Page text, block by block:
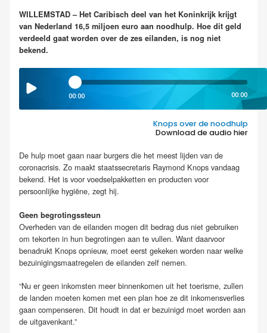
WILLEMSTAD – Het Caribisch deel van het Koninkrijk krijgt
van Nederland 16,5 miljoen euro aan noodhulp. Hoe dit geld
verdeeld gaat worden over de zes eilanden, is nog niet
bekend.
00:00 00:00
Knops over de noodhulp
Download de audio hier
De hulp moet gaan naar burgers die het meest lijden van de
coronacrisis. Zo maakt staatssecretaris Raymond Knops vandaag
bekend. Het is voor voedselpakketten en producten voor
persoonlijke hygiëne, zegt hij.
Geen begrotingssteun
Overheden van de eilanden mogen dit bedrag dus niet gebruiken
om tekorten in hun begrotingen aan te vullen. Want daarvoor
benadrukt Knops opnieuw, moet eerst gekeken worden naar welke
bezuinigingsmaatregelen de eilanden zelf nemen.
“Nu er geen inkomsten meer binnenkomen uit het toerisme, zullen
de landen moeten komen met een plan hoe ze dit inkomensverlies
gaan compenseren. Dit houdt in dat er bezuinigd moet worden aan
de uitgavenkant.”